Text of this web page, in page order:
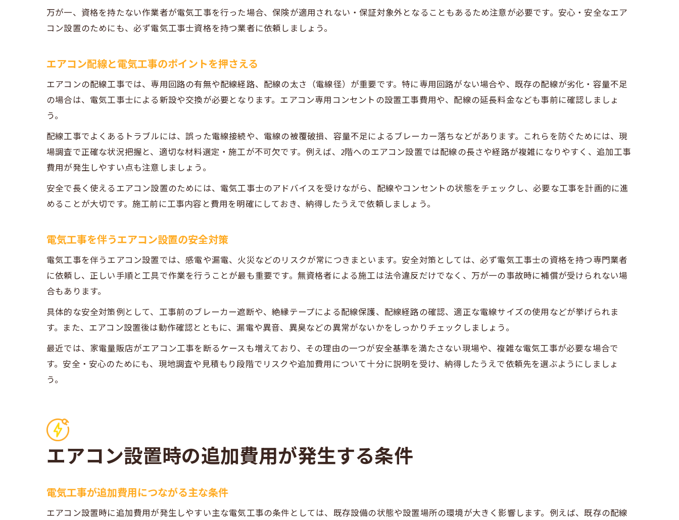
トラブル回避のための電気工事依頼チェックリスト
万が一、資格を持たない作業者が電気工事を行った場合、保険が適用されない・保証対象外となることもあるため注意が必要です。安心・安全なエア
コン設置のためにも、必ず電気工事士資格を持つ業者に依頼しましょう。
エアコン配線と電気工事のポイントを押さえる
エアコンの配線工事では、専用回路の有無や配線経路、配線の太さ（電線径）が重要です。特に専用回路がない場合や、既存の配線が劣化・容量不足
の場合は、電気工事士による新設や交換が必要となります。エアコン専用コンセントの設置工事費用や、配線の延長料金なども事前に確認しましょ
う。
配線工事でよくあるトラブルには、誤った電線接続や、電線の被覆破損、容量不足によるブレーカー落ちなどがあります。これらを防ぐためには、現
場調査で正確な状況把握と、適切な材料選定・施工が不可欠です。例えば、2階へのエアコン設置では配線の長さや経路が複雑になりやすく、追加工事
費用が発生しやすい点も注意しましょう。
安全で長く使えるエアコン設置のためには、電気工事士のアドバイスを受けながら、配線やコンセントの状態をチェックし、必要な工事を計画的に進
めることが大切です。施工前に工事内容と費用を明確にしておき、納得したうえで依頼しましょう。
電気工事を伴うエアコン設置の安全対策
電気工事を伴うエアコン設置では、感電や漏電、火災などのリスクが常につきまといます。安全対策としては、必ず電気工事士の資格を持つ専門業者
に依頼し、正しい手順と工具で作業を行うことが最も重要です。無資格者による施工は法令違反だけでなく、万が一の事故時に補償が受けられない場
合もあります。
具体的な安全対策例として、工事前のブレーカー遮断や、絶縁テープによる配線保護、配線経路の確認、適正な電線サイズの使用などが挙げられま
す。また、エアコン設置後は動作確認とともに、漏電や異音、異臭などの異常がないかをしっかりチェックしましょう。
最近では、家電量販店がエアコン工事を断るケースも増えており、その理由の一つが安全基準を満たさない現場や、複雑な電気工事が必要な場合で
す。安全・安心のためにも、現地調査や見積もり段階でリスクや追加費用について十分に説明を受け、納得したうえで依頼先を選ぶようにしましょ
う。
エアコン設置時の追加費用が発生する条件
電気工事が追加費用につながる主な条件
エアコン設置時に追加費用が発生しやすい主な電気工事の条件としては、既存設備の状態や設置場所の環境が大きく影響します。例えば、既存の配線